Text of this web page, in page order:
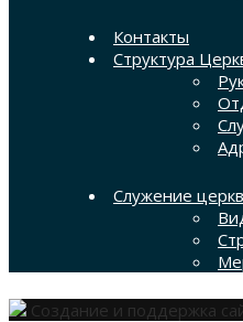
Контакты
Структура
Служение
Создание и поддержка